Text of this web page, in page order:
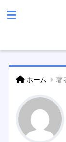
ホーム 著